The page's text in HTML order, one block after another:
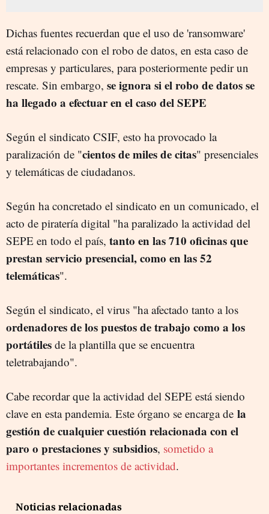
Dichas fuentes recuerdan que el uso de 'ransomware'
está relacionado con el robo de datos, en esta caso de
empresas y particulares, para posteriormente pedir un
rescate. Sin embargo, se ignora si el robo de datos se
ha llegado a efectuar en el caso del SEPE
Según el sindicato CSIF, esto ha provocado la
paralización de "cientos de miles de citas" presenciales
y telemáticas de ciudadanos.
Según ha concretado el sindicato en un comunicado, el
acto de piratería digital "ha paralizado la actividad del
SEPE en todo el país, tanto en las 710 oficinas que
prestan servicio presencial, como en las 52
telemáticas".
Según el sindicato, el virus "ha afectado tanto a los
ordenadores de los puestos de trabajo como a los
portátiles de la plantilla que se encuentra
teletrabajando".
Cabe recordar que la actividad del SEPE está siendo
clave en esta pandemia. Este órgano se encarga de la
gestión de cualquier cuestión relacionada con el
paro o prestaciones y subsidios, sometido a
importantes incrementos de actividad.
Noticias relacionadas